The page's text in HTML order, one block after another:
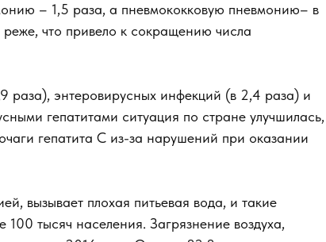
– 1,5 раза, а пневмококковую пневмонию– в
что привело к сокращению числа
раза), энтеровирусных инфекций (в 2,4 раза) и
гепатитами ситуация по стране улучшилась,
гепатита С из-за нарушений при оказании
вызывает плохая питьевая вода, и такие
тысяч населения. Загрязнение воздуха,